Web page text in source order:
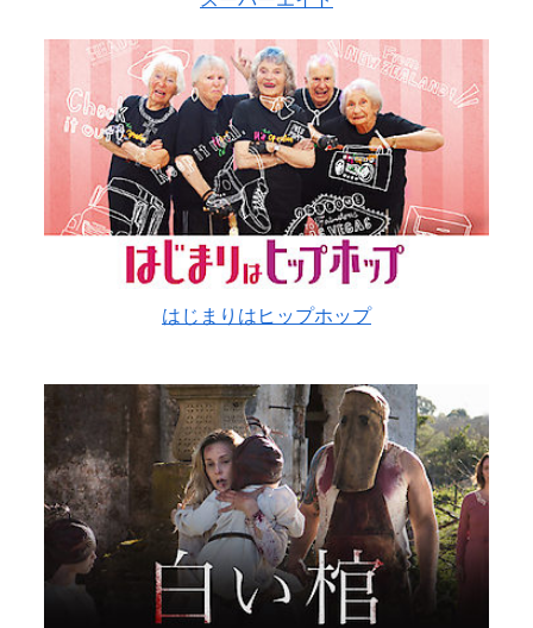
はじまりはヒップホップ